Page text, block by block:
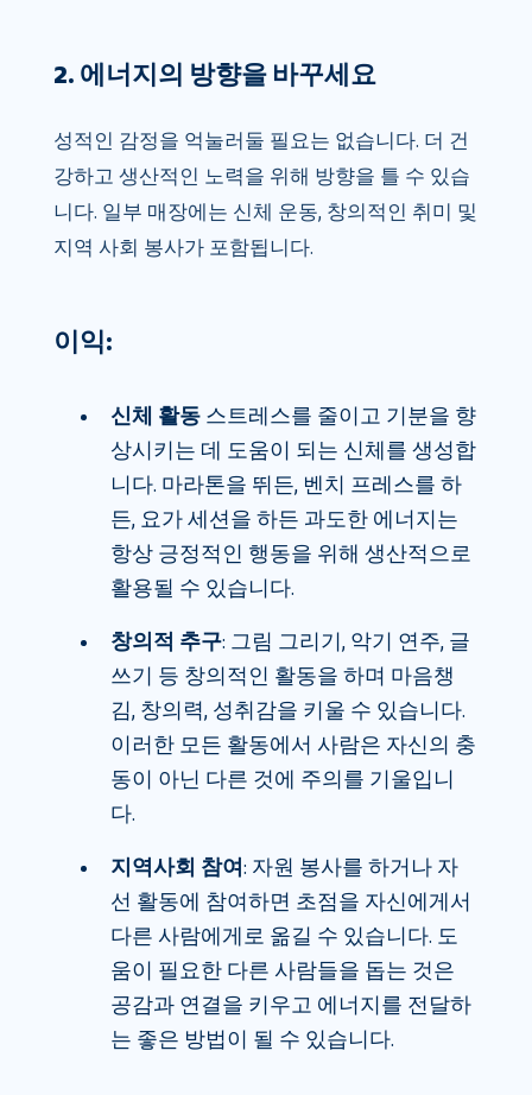
2. 에너지의 방향을 바꾸세요
성적인 감정을 억눌러둘 필요는 없습니다. 더 건
강하고 생산적인 노력을 위해 방향을 틀 수 있습
니다. 일부 매장에는 신체 운동, 창의적인 취미 및
지역 사회 봉사가 포함됩니다.
이익:
신체 활동스트레스를 줄이고 기분을 향
상시키는 데 도움이 되는 신체를 생성합
니다. 마라톤을 뛰든, 벤치 프레스를 하
든, 요가 세션을 하든 과도한 에너지는
항상 긍정적인 행동을 위해 생산적으로
활용될 수 있습니다.
창의적 추구: 그림 그리기, 악기 연주, 글
쓰기 등 창의적인 활동을 하며 마음챙
김, 창의력, 성취감을 키울 수 있습니다.
이러한 모든 활동에서 사람은 자신의 충
동이 아닌 다른 것에 주의를 기울입니
다.
지역사회 참여 : 자원 봉사를 하거나 자
선 활동에 참여하면 초점을 자신에게서
다른 사람에게로 옮길 수 있습니다. 도
움이 필요한 다른 사람들을 돕는 것은
공감과 연결을 키우고 에너지를 전달하
는 좋은 방법이 될 수 있습니다.